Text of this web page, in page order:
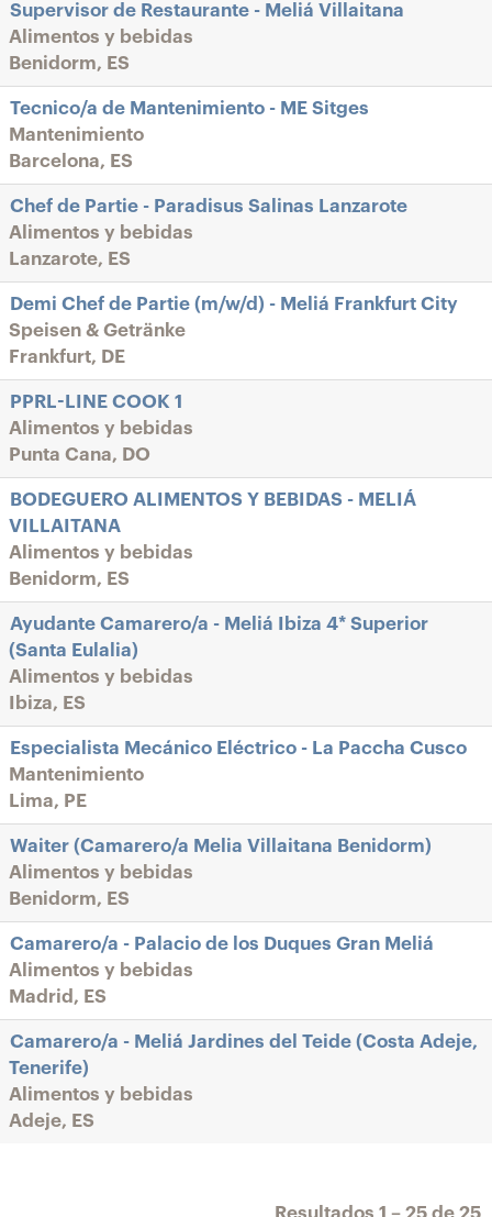
Supervisor de Restaurante - Meliá Villaitana
Alimentos y bebidas
Benidorm, ES
Tecnico/a de Mantenimiento - ME Sitges
Mantenimiento
Barcelona, ES
Chef de Partie - Paradisus Salinas Lanzarote
Alimentos y bebidas
Lanzarote, ES
Demi Chef de Partie (m/w/d) - Meliá Frankfurt City
Speisen & Getränke
Frankfurt, DE
PPRL-LINE COOK 1
Alimentos y bebidas
Punta Cana, DO
BODEGUERO ALIMENTOS Y BEBIDAS - MELIÁ
VILLAITANA
Alimentos y bebidas
Benidorm, ES
Ayudante Camarero/a - Meliá Ibiza 4* Superior
(Santa Eulalia)
Alimentos y bebidas
Ibiza, ES
Especialista Mecánico Eléctrico - La Paccha Cusco
Mantenimiento
Lima, PE
Waiter (Camarero/a Melia Villaitana Benidorm)
Alimentos y bebidas
Benidorm, ES
Camarero/a - Palacio de los Duques Gran Meliá
Alimentos y bebidas
Madrid, ES
Camarero/a - Meliá Jardines del Teide (Costa Adeje,
Tenerife)
Alimentos y bebidas
Adeje, ES
Resultados 1 – 25 de 25